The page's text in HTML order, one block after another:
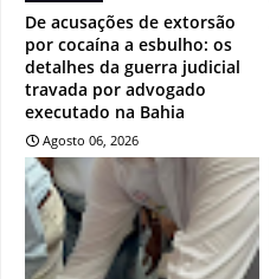
De acusações de extorsão
por cocaína a esbulho: os
detalhes da guerra judicial
travada por advogado
executado na Bahia
Agosto 06, 2026